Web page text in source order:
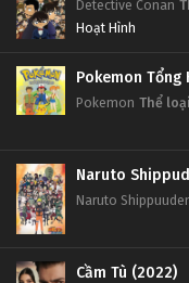
Detective Conan
Hoạt Hình
Pokemon Tổng
Pokemon Thể loại
Naruto
Naruto
Cầm Tù (2022)